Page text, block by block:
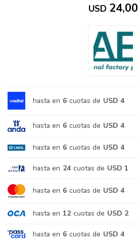
USD 24,00
hasta en 6 cuotas de USD 4
hasta en 6 cuotas de USD 4
hasta en 6 cuotas de USD 4
hasta en 24 cuotas de USD 1
hasta en 6 cuotas de USD 4
hasta en 12 cuotas de USD 2
hasta en 6 cuotas de USD 4